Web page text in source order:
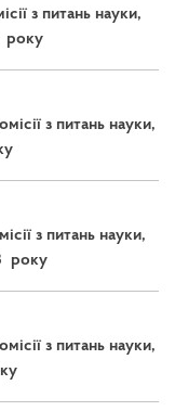
з питань науки,
року
з питань науки,
з питань науки,
року
з питань науки,